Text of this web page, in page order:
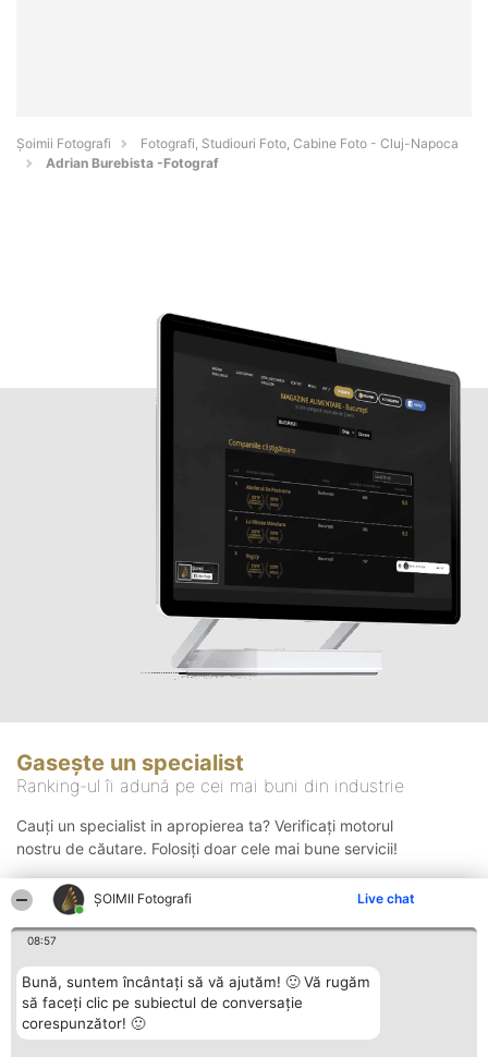
ȘOIMII Fotografi Live chat
08:57
Bună, suntem încântați să vă ajutăm! 🙂 Vă rugăm
să faceți clic pe subiectul de conversație
corespunzător! 🙂
Șoimii Fotografi
Fotografi, Studiouri Foto, Cabine Foto - Cluj-Napoca
Adrian Burebista -Fotograf
Gasește un specialist
Ranking-ul îi adună pe cei mai buni din industrie
Cauți un specialist in apropierea ta? Verificați motorul
nostru de căutare. Folosiți doar cele mai bune servicii!